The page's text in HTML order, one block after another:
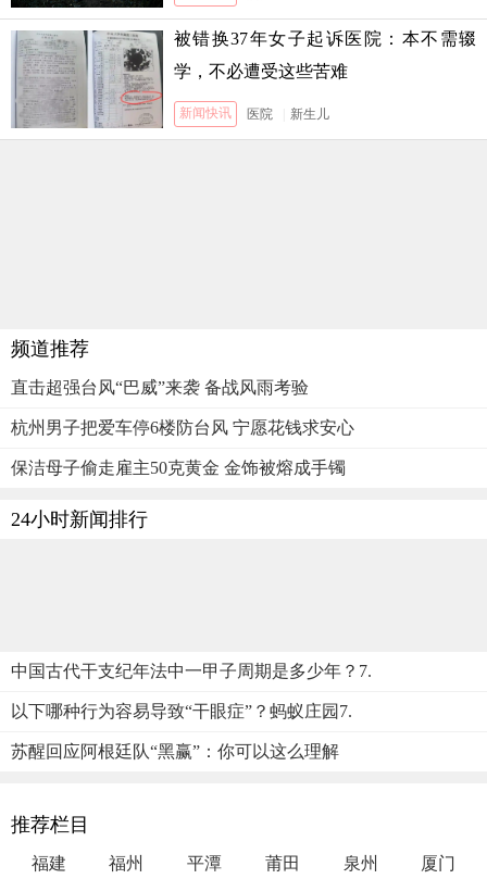
被错换37年女子起诉医院：本不需辍
学，不必遭受这些苦难
新闻快讯 医院 新生儿
频道推荐
直击超强台风“巴威”来袭 备战风雨考验
杭州男子把爱车停6楼防台风 宁愿花钱求安心
保洁母子偷走雇主50克黄金 金饰被熔成手镯
24小时新闻排行
中国古代干支纪年法中一甲子周期是多少年？7.
以下哪种行为容易导致“干眼症”？蚂蚁庄园7.
苏醒回应阿根廷队“黑赢”：你可以这么理解
推荐栏目
福建 福州 平潭 莆田 泉州 厦门